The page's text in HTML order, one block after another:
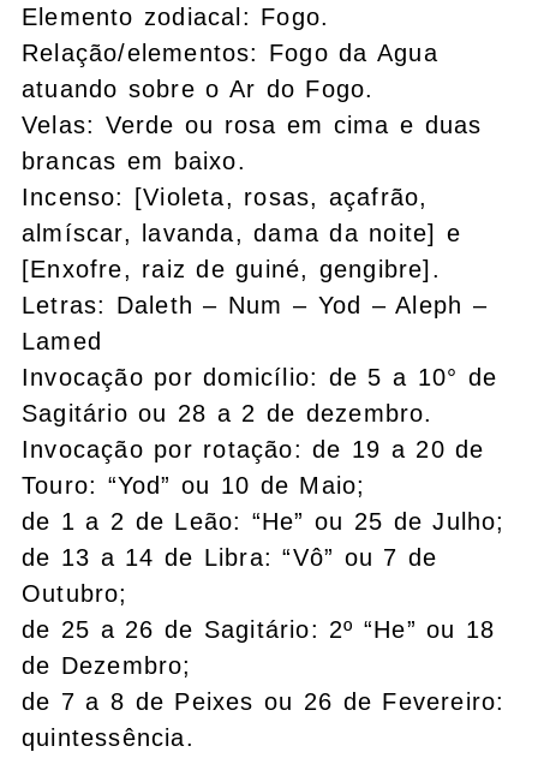
Elemento zodiacal: Fogo.
Relação/elementos: Fogo da Agua
atuando sobre o Ar do Fogo.
Velas: Verde ou rosa em cima e duas
brancas em baixo.
Incenso: [Violeta, rosas, açafrão,
almíscar, lavanda, dama da noite] e
[Enxofre, raiz de guiné, gengibre].
Letras: Daleth – Num – Yod – Aleph –
Lamed
Invocação por domicílio: de 5 a 10° de
Sagitário ou 28 a 2 de dezembro.
Invocação por rotação: de 19 a 20 de
Touro: “Yod” ou 10 de Maio;
de 1 a 2 de Leão: “He” ou 25 de Julho;
de 13 a 14 de Libra: “Vô” ou 7 de
Outubro;
de 25 a 26 de Sagitário: 2º “He” ou 18
de Dezembro;
de 7 a 8 de Peixes ou 26 de Fevereiro:
quintessência.